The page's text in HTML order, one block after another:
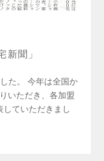
新聞」
した。 今年は全国か
いただき、各加盟
していただきまし